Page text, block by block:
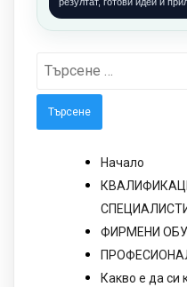
Търсене
Начало
ФИРМЕНИ
Какво е да си